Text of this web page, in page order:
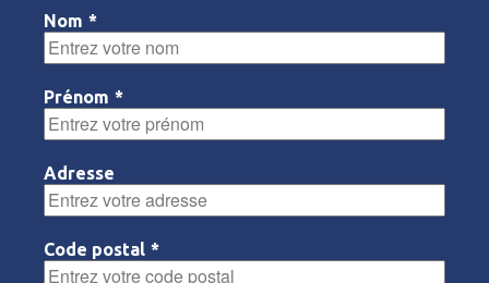
Nom *
Prénom *
Adresse
Code postal *